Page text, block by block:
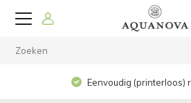
Eenvoudig (printerloos)